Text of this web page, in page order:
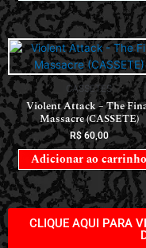
CASSETES
Violent Attack – The
Massacre (CASSETE)
R$60,00
Adicionar ao carrinho
CLIQUE AQUI PARA